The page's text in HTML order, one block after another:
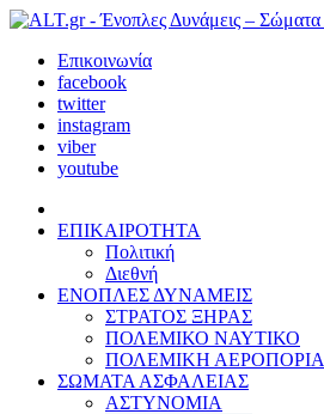
Επικοινωνία
facebook
twitter
instagram
viber
youtube
ΕΠΙΚΑΙΡΟΤΗΤΑ
Πολιτική
Διεθνή
ΕΝΟΠΛΕΣ ΔΥΝΑΜΕΙΣ
ΣΤΡΑΤΟΣ ΞΗΡΑΣ
ΠΟΛΕΜΙΚΟ ΝΑΥΤΙΚΟ
ΠΟΛΕΜΙΚΗ ΑΕΡΟΠΟΡΙΑ
ΣΩΜΑΤΑ ΑΣΦΑΛΕΙΑΣ
ΑΣΤΥΝΟΜΙΑ